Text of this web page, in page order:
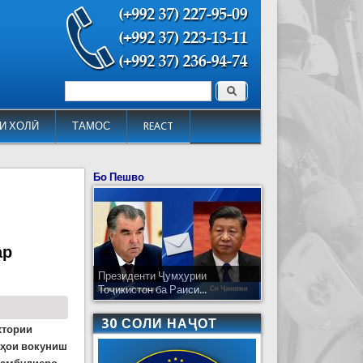
ХОЛӢ ТАМОС REACT
Форма поиска Поиск
вокуниш
Бо Пешво
Президенти Ҷумҳурии
Тоҷикистон ба Раиси...
30 СОЛИ НАҶОТ